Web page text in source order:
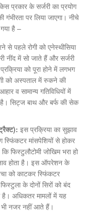
प्रकार के सर्जरी का प्रयोग
गंभीरता पर लिया जाएगा। नीचे
है –
से पहले रोगी को एनेस्थीसिया
नींद में सो जाते हैं और सर्जरी
को पूरा होने में लगभग
को अस्पताल में रुकने की
व सामान्य गतिविधियों में
सिट्ज बाथ और बर्फ की सेक
इस प्रक्रिया का सुझाव
मांसपेशियों से होकर
फिस्टुलौटोमी जोखिम भरा हो
होता है। इस ऑपरेशन के
को काटकर स्फिंकटर
के दोनों सिरों को बंद
अधिकतर मामलों में यह
भी नजर नहीं आते हैं।